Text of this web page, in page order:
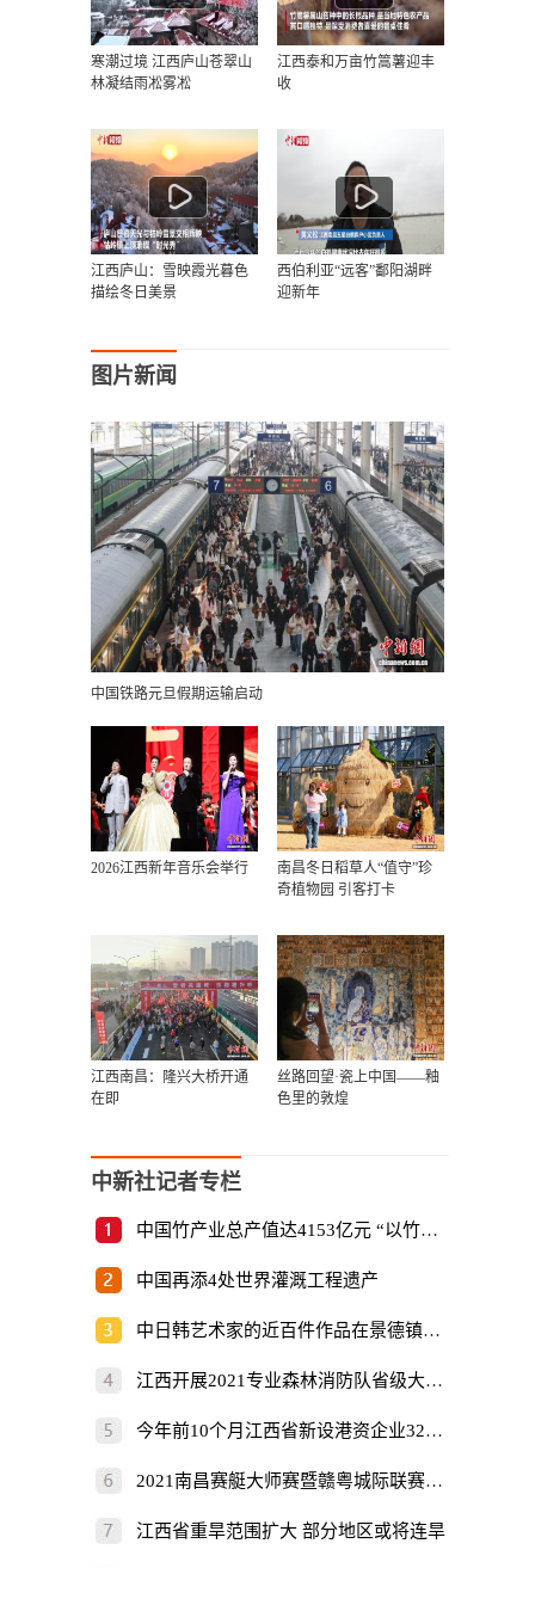
寒潮过境 江西庐山苍翠山
林凝结雨凇雾凇
江西泰和万亩竹篙薯迎丰
收
江西庐山：雪映霞光暮色
描绘冬日美景
西伯利亚“远客”鄱阳湖畔
迎新年
图片新闻
中国铁路元旦假期运输启动
2026江西新年音乐会举行
南昌冬日稻草人“值守”珍
奇植物园 引客打卡
江西南昌：隆兴大桥开通
在即
丝路回望·瓷上中国——釉
色里的敦煌
中新社记者专栏
中国竹产业总产值达4153亿元 “以竹代塑”倡
中国再添4处世界灌溉工程遗产
中日韩艺术家的近百件作品在景德镇展出
江西开展2021专业森林消防队省级大比武
今年前10个月江西省新设港资企业325家
2021南昌赛艇大师赛暨赣粤城际联赛开赛
江西省重旱范围扩大 部分地区或将连旱